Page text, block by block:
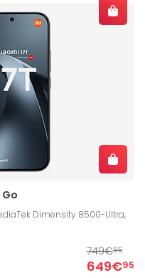
Go
Dimensity 8500-Ultra,
749€95
649€95